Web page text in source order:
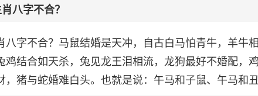
八字不合？
八字不合？马鼠结婚是天冲，自古白马怕青牛，羊牛
鸡结合如天杀，兔见龙王泪相流，龙狗最好不婚配，
，猪与蛇婚难白头。也就是说：午马和子鼠、午马和